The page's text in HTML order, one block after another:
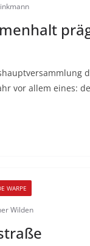
vor allem eines:
WARPE
Wilden